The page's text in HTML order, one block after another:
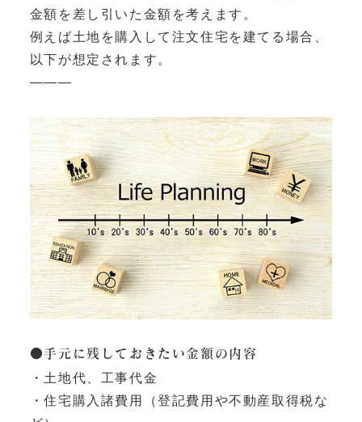
金額を差し引いた金額を考えます。
例えば土地を購入して注文住宅を建てる場合、
以下が想定されます。
———
●手元に残しておきたい金額の内容
・土地代、工事代金
・住宅購入諸費用（登記費用や不動産取得税な